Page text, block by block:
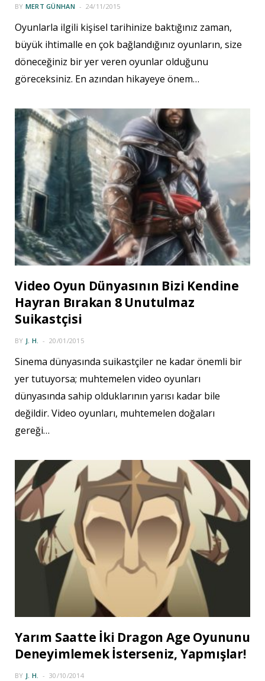
BY MERT GÜNHAN 24/11/2015
Oyunlarla ilgili kişisel tarihinize baktığınız zaman,
büyük ihtimalle en çok bağlandığınız oyunların, size
döneceğiniz bir yer veren oyunlar olduğunu
göreceksiniz. En azından hikayeye önem…
Video Oyun Dünyasının Bizi Kendine
Hayran Bırakan 8 Unutulmaz
Suikastçisi
BY J. H. 20/01/2015
Sinema dünyasında suikastçiler ne kadar önemli bir
yer tutuyorsa; muhtemelen video oyunları
dünyasında sahip olduklarının yarısı kadar bile
değildir. Video oyunları, muhtemelen doğaları
gereği…
Yarım Saatte İki Dragon Age Oyununu
Deneyimlemek İsterseniz, Yapmışlar!
BY J. H. 30/10/2014